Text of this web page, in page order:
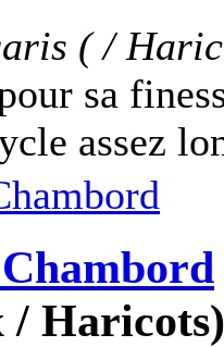
( /
sa
assez
/ Haricots)